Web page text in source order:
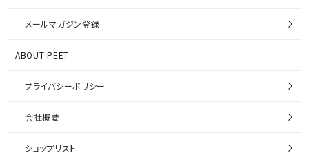
メールマガジン登録
ABOUT PEET
プライバシーポリシー
会社概要
ショップリスト